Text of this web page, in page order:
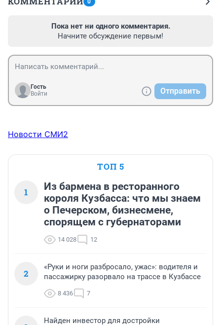
0
Пока нет ни одного комментария.
Начните обсуждение первым!
Гость
Войти
Отправить
Новости СМИ2
ТОП 5
1
Из бармена в ресторанного
короля Кузбасса: что мы знаем
о Печерском, бизнесмене,
спорящем с губернаторами
14 028 12
2
«Руки и ноги разбросало, ужас»: водителя и
пассажирку разорвало на трассе в Кузбассе
8 436 7
Найден инвестор для достройки